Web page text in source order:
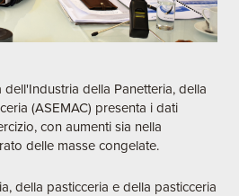
dell'Industria della Panetteria, della
(ASEMAC) presenta i dati
con aumenti sia nella
delle masse congelate.
della pasticceria e della pasticceria